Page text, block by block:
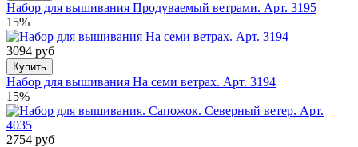
Набор для вышивания Продуваемый ветрами. Арт. 3195
15%
3094 руб
Купить
Набор для вышивания На семи ветрах. Арт. 3194
15%
2754 руб